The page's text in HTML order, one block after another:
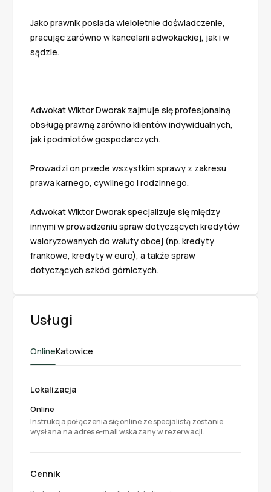
Jako prawnik posiada wieloletnie doświadczenie,
pracując zarówno w kancelarii adwokackiej, jak i w
sądzie.
Adwokat Wiktor Dworak zajmuje się profesjonalną
obsługą prawną zarówno klientów indywidualnych,
jak i podmiotów gospodarczych.
Prowadzi on przede wszystkim sprawy z zakresu
prawa karnego, cywilnego i rodzinnego.
Adwokat Wiktor Dworak specjalizuje się między
innymi w prowadzeniu spraw dotyczących kredytów
waloryzowanych do waluty obcej (np. kredyty
frankowe, kredyty w euro), a także spraw
dotyczących szkód górniczych.
Usługi
OnlineKatowice
Lokalizacja
Online
Instrukcja połączenia się online ze specjalistą zostanie
wysłana na adres e-mail wskazany w rezerwacji.
Cennik